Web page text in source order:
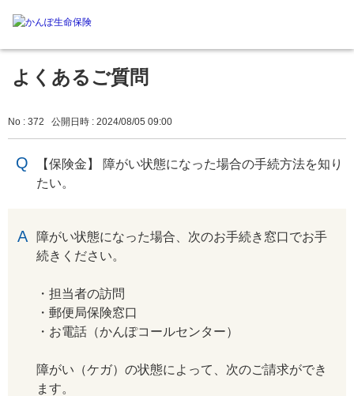
よくあるご質問
No : 372 公開日時 : 2024/08/05 09:00
【保険金】 障がい状態になった場合の手続方法を知り
たい。
障がい状態になった場合、次のお手続き窓口でお手
続きください。
・担当者の訪問
・郵便局保険窓口
・お電話（かんぽコールセンター）
障がい（ケガ）の状態によって、次のご請求ができ
ます。